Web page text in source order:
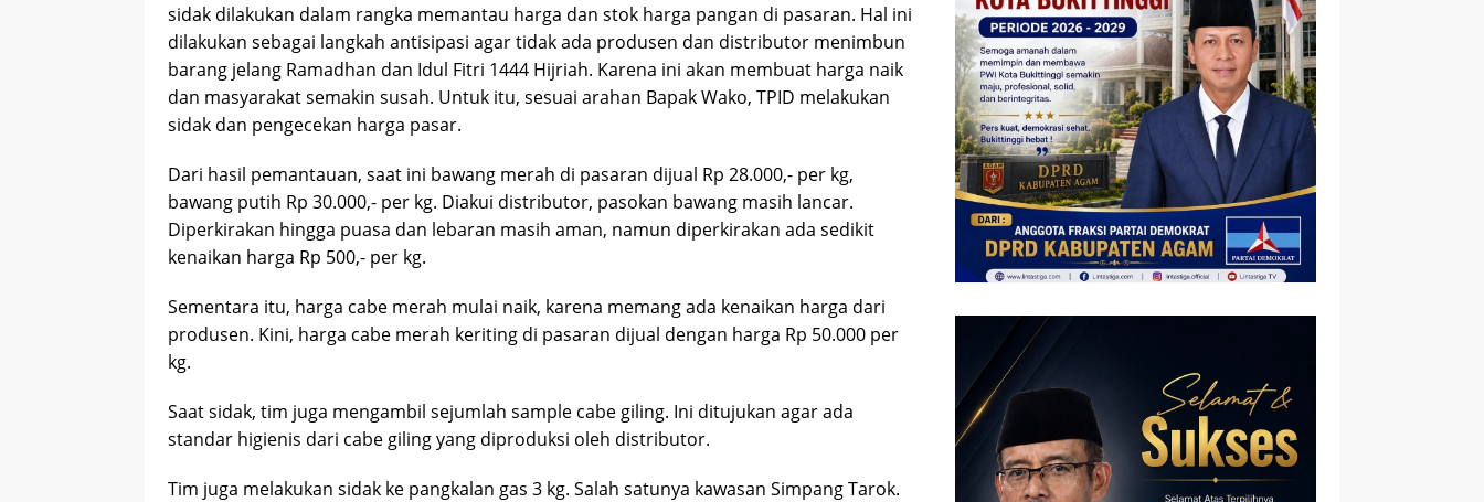
sidak dilakukan dalam rangka memantau harga dan stok harga pangan di pasaran. Hal ini
dilakukan sebagai langkah antisipasi agar tidak ada produsen dan distributor menimbun
barang jelang Ramadhan dan Idul Fitri 1444 Hijriah. Karena ini akan membuat harga naik
dan masyarakat semakin susah. Untuk itu, sesuai arahan Bapak Wako, TPID melakukan
sidak dan pengecekan harga pasar.
Dari hasil pemantauan, saat ini bawang merah di pasaran dijual Rp 28.000,- per kg,
bawang putih Rp 30.000,- per kg. Diakui distributor, pasokan bawang masih lancar.
Diperkirakan hingga puasa dan lebaran masih aman, namun diperkirakan ada sedikit
kenaikan harga Rp 500,- per kg.
Sementara itu, harga cabe merah mulai naik, karena memang ada kenaikan harga dari
produsen. Kini, harga cabe merah keriting di pasaran dijual dengan harga Rp 50.000 per
kg.
Saat sidak, tim juga mengambil sejumlah sample cabe giling. Ini ditujukan agar ada
standar higienis dari cabe giling yang diproduksi oleh distributor.
Tim juga melakukan sidak ke pangkalan gas 3 kg. Salah satunya kawasan Simpang Tarok.